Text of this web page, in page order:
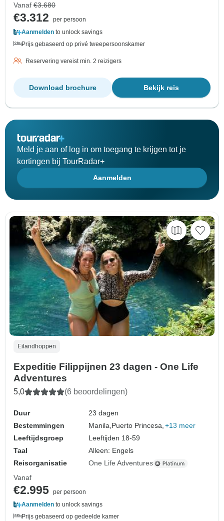
Vanaf €3.680
€3.312
per persoon
Aanmelden to unlock savings
Prijs gebaseerd op privé tweepersoonskamer
Reservering vereist min. 2 reizigers
Bekijk reis
Download brochure
Meld je aan of log in om toegang te krijgen tot je
kortingen bij TourRadar+
Aanmelden
Eilandhoppen
Expeditie Filippijnen 23 dagen - One Life
Adventures
5,0 (6 beoordelingen)
Duur
23 dagen
Bestemmingen
Manila,Puerto Princesa, +13 meer
Leeftijdsgroep
Leeftijden 18-59
Taal
Alleen: Engels
Reisorganisatie
One Life Adventures
Vanaf
€2.995 per persoon
Aanmelden to unlock savings
Prijs gebaseerd op gedeelde kamer